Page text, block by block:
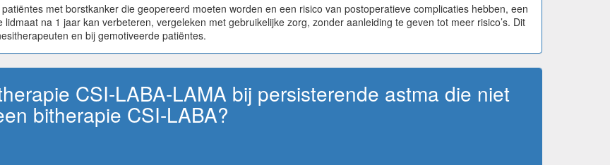
met borstkanker die geopereerd moeten worden en een risico van postoperatieve complicaties hebben, een
na 1 jaar kan verbeteren, vergeleken met gebruikelijke zorg, zonder aanleiding te geven tot meer risico’s. Dit
en bij gemotiveerde patiëntes.
CSI-LABA-LAMA bij persisterende astma die niet
bitherapie CSI-LABA?